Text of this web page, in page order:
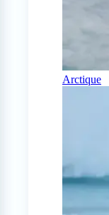
Arctique